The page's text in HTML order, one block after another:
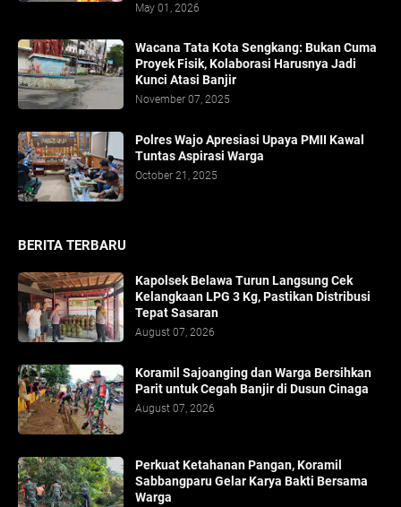
May 01, 2026
​Wacana Tata Kota Sengkang: Bukan Cuma
Proyek Fisik, Kolaborasi Harusnya Jadi
Kunci Atasi Banjir
November 07, 2025
Polres Wajo Apresiasi Upaya PMII Kawal
Tuntas Aspirasi Warga
October 21, 2025
BERITA TERBARU
Kapolsek Belawa Turun Langsung Cek
Kelangkaan LPG 3 Kg, Pastikan Distribusi
Tepat Sasaran
August 07, 2026
Koramil Sajoanging dan Warga Bersihkan
Parit untuk Cegah Banjir di Dusun Cinaga
August 07, 2026
Perkuat Ketahanan Pangan, Koramil
Sabbangparu Gelar Karya Bakti Bersama
Warga